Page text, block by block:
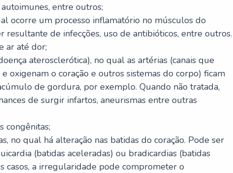
entre outros;
ocorre um processo inflamatório no músculos do
resultante de infecções, uso de antibióticos, entre outros.
ar até dor;
aterosclerótica), no qual as artérias (canais que
oxigenam o coração e outros sistemas do corpo) ficam
de gordura, por exemplo. Quando não tratada,
de surgir infartos, aneurismas entre outras
congênitas;
no qual há alteração nas batidas do coração. Pode ser
(batidas aceleradas) ou bradicardias (batidas
casos, a irregularidade pode comprometer o